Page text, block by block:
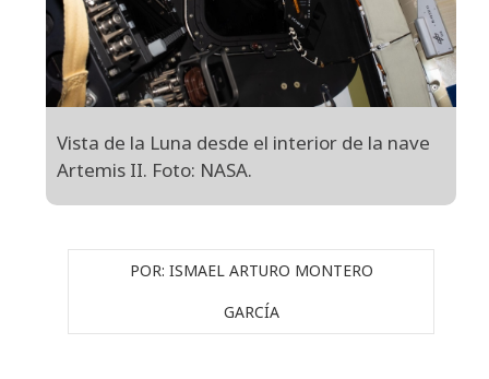
Vista de la Luna desde el interior de la nave
Artemis II. Foto: NASA.
POR: ISMAEL ARTURO MONTERO
GARCÍA